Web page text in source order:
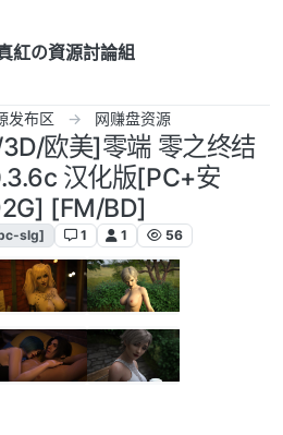
紅の資源討論組
发布区 网赚盘资源
欧美]零端 零之终结
汉化版[PC+安
[FM/BD]
slg] 1 1 56